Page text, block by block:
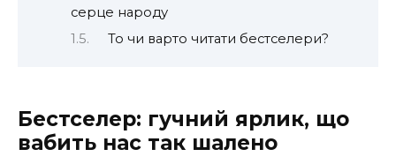
серце народу
То чи варто читати бестселери?
Бестселер: гучний ярлик, що
вабить нас так шалено